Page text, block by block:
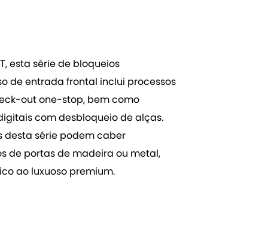
esta série de bloqueios
de entrada frontal inclui processos
out one-stop, bem como
com desbloqueio de alças.
desta série podem caber
de portas de madeira ou metal,
ao luxuoso premium.